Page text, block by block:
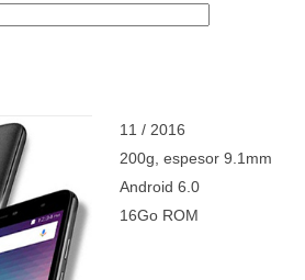
11 / 2016
200g, espesor 9.1mm
Android 6.0
16Go ROM